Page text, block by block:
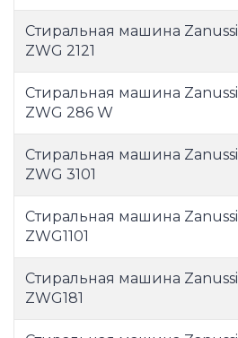
Стиральная машина Zanussi
ZWG 2121
Стиральная машина Zanussi
ZWG 286 W
Стиральная машина Zanussi
ZWG 3101
Стиральная машина Zanussi
ZWG1101
Стиральная машина Zanussi
ZWG181